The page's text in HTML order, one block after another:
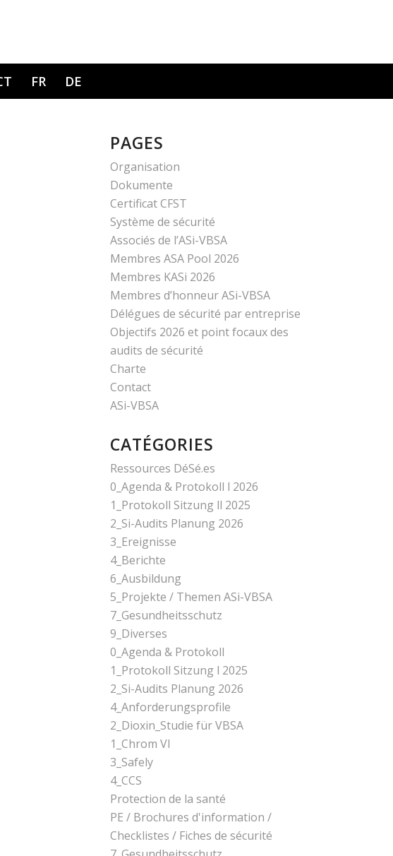
FR DE
PAGES
Organisation
Dokumente
Certificat CFST
Système de sécurité
Associés de l’ASi-VBSA
Membres ASA Pool 2026
Membres KASi 2026
Membres d’honneur ASi-VBSA
Délégues de sécurité par entreprise
Objectifs 2026 et point focaux des
audits de sécurité
Charte
Contact
ASi-VBSA
CATÉGORIES
Ressources DéSé.es
0_Agenda & Protokoll l 2026
1_Protokoll Sitzung ll 2025
2_Si-Audits Planung 2026
3_Ereignisse
4_Berichte
6_Ausbildung
5_Projekte / Themen ASi-VBSA
7_Gesundheitsschutz
9_Diverses
0_Agenda & Protokoll
1_Protokoll Sitzung l 2025
2_Si-Audits Planung 2026
4_Anforderungsprofile
2_Dioxin_Studie für VBSA
1_Chrom Vl
3_Safely
4_CCS
Protection de la santé
PE / Brochures d'information /
Checklistes / Fiches de sécurité